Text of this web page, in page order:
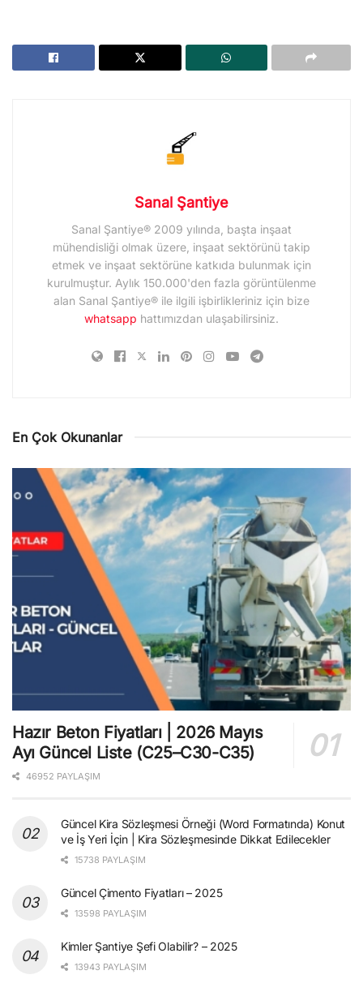
Sanal Şantiye
Sanal Şantiye® 2009 yılında, başta inşaat
mühendisliği olmak üzere, inşaat sektörünü takip
etmek ve inşaat sektörüne katkıda bulunmak için
kurulmuştur. Aylık 150.000'den fazla görüntülenme
alan Sanal Şantiye® ile ilgili işbirlikleriniz için bize
whatsapp hattımızdan ulaşabilirsiniz.
En Çok Okunanlar
Hazır Beton Fiyatları | 2026 Mayıs
Ayı Güncel Liste (C25–C30-C35)
46952 PAYLAŞIM
Güncel Kira Sözleşmesi Örneği (Word Formatında) Konut
ve İş Yeri İçin | Kira Sözleşmesinde Dikkat Edilecekler
15738 PAYLAŞIM
Güncel Çimento Fiyatları – 2025
13598 PAYLAŞIM
Kimler Şantiye Şefi Olabilir? – 2025
13943 PAYLAŞIM